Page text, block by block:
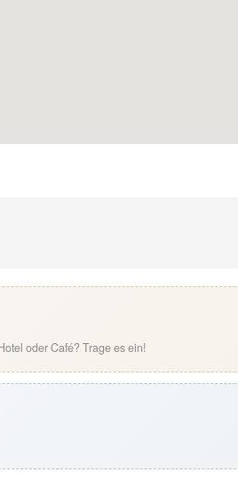
oder Café? Trage es ein!